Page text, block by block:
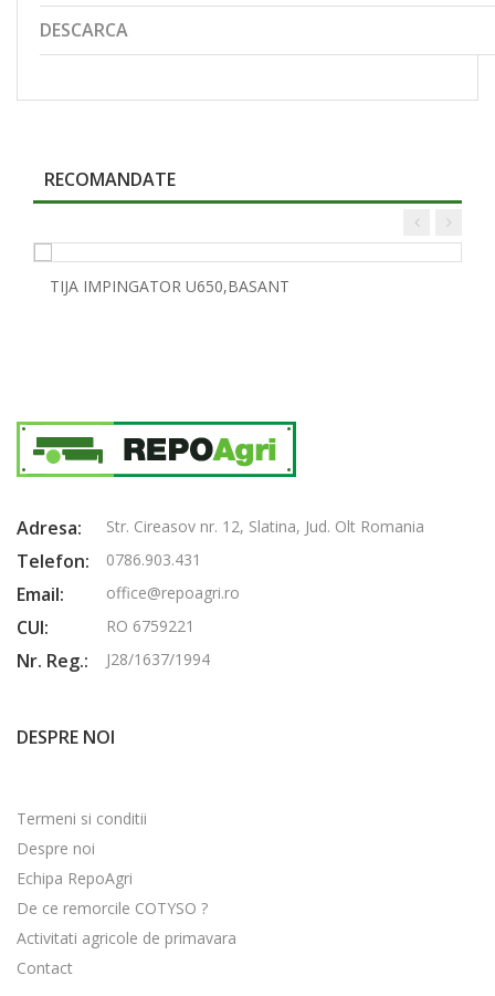
DESCARCA
RECOMANDATE
TIJA IMPINGATOR U650,BASANT
Adresa: Str. Cireasov nr. 12, Slatina, Jud. Olt Romania
Telefon: 0786.903.431
Email: office@repoagri.ro
CUI: RO 6759221
Nr. Reg.: J28/1637/1994
DESPRE NOI
Termeni si conditii
Despre noi
Echipa RepoAgri
De ce remorcile COTYSO ?
Activitati agricole de primavara
Contact